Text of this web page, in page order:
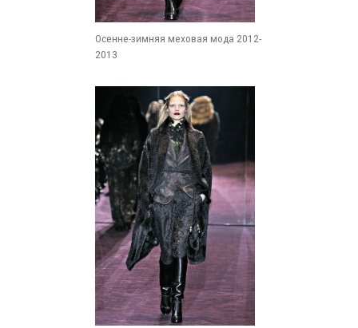
Осенне-зимняя меховая мода 2012-
2013